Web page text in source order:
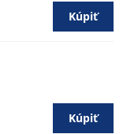
Kúpiť
Kúpiť